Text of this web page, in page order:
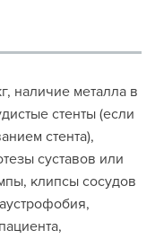
наличие металла в
стенты (если
стента),
суставов или
клипсы сосудов